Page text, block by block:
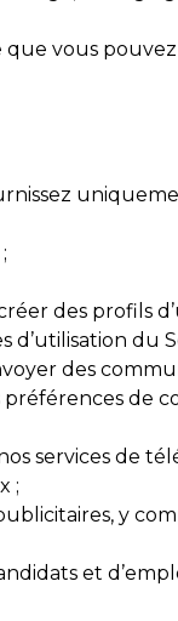
vous
des profils
du
des
de
services de
;
y
et